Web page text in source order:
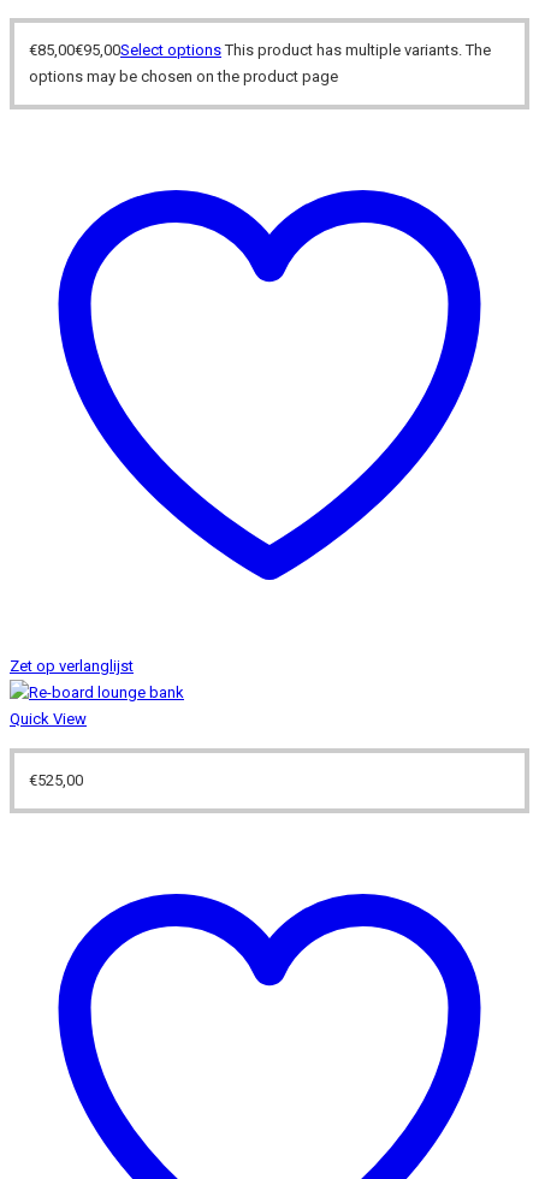
€85,00€95,00Select options This product has multiple variants. The
options may be chosen on the product page
Zet op verlanglijst
Quick View
€525,00